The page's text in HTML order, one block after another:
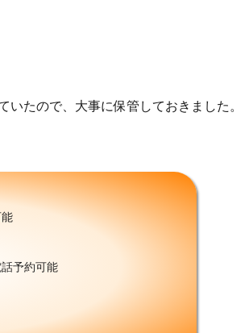
たので、大事に保管しておきました。
予約可能